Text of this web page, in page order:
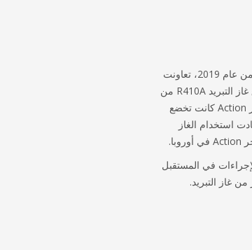
خلال النصف الأول من عام 2019، تعاونت
الشركتان على جمع غاز التبريد R410A من
12 متجراً من متاجر Action كانت تخضع
استخدام الغاز
في المستقبل
غاز التبريد.